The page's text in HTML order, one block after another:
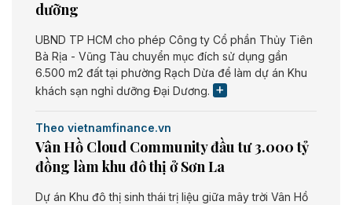
dưỡng
UBND TP HCM cho phép Công ty Cổ phần Thủy Tiên
Bà Rịa - Vũng Tàu chuyển mục đích sử dụng gần
6.500 m2 đất tại phường Rạch Dừa để làm dự án Khu
khách sạn nghỉ dưỡng Đại Dương.
Theo vietnamfinance.vn
Vân Hồ Cloud Community đầu tư 3.000 tỷ
đồng làm khu đô thị ở Sơn La
Dự án Khu đô thị sinh thái trị liệu giữa mây trời Vân Hồ